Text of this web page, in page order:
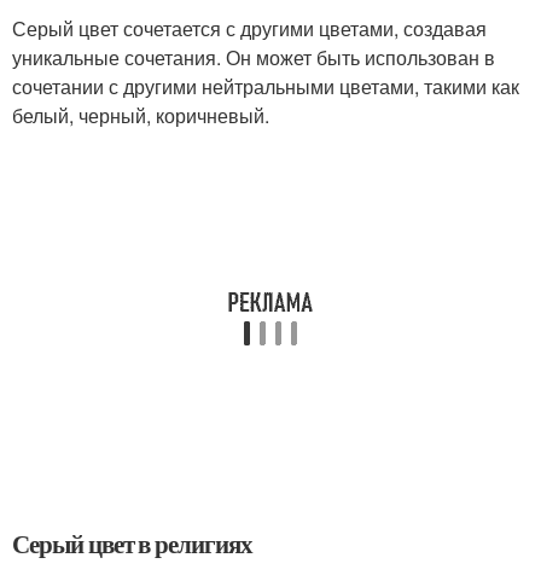
Серый цвет сочетается с другими цветами, создавая
уникальные сочетания. Он может быть использован в
сочетании с другими нейтральными цветами, такими как
белый, черный, коричневый.
Серый цвет в религиях